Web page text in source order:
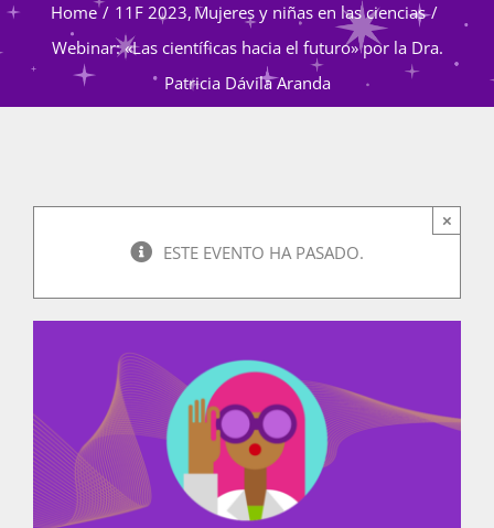
Programas
Atención de la violencia de género
La Boletina
Blog
Home 11F 2023 Mujeres y niñas en las ciencias
Webinar: «Las científicas hacia el futuro» por la Dra.
Patricia Dávila Aranda
ESTE EVENTO HA PASADO.
×